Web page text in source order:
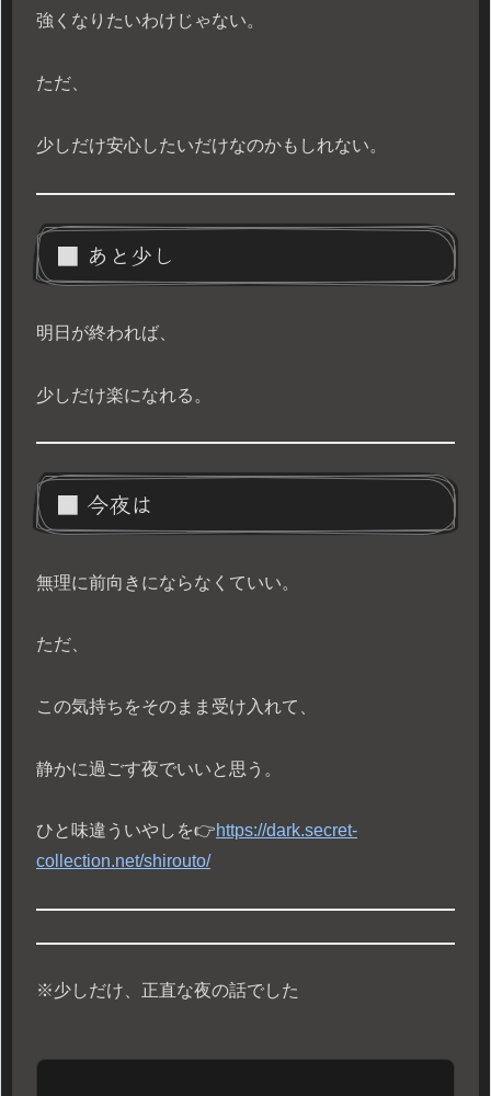
強くなりたいわけじゃない。
ただ、
少しだけ安心したいだけなのかもしれない。
■ あと少し
明日が終われば、
少しだけ楽になれる。
■ 今夜は
無理に前向きにならなくていい。
ただ、
この気持ちをそのまま受け入れて、
静かに過ごす夜でいいと思う。
ひと味違ういやしを👉https://dark.secret-
collection.net/shirouto/
※少しだけ、正直な夜の話でした